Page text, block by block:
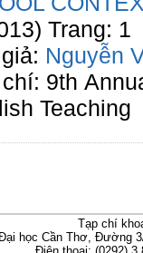
Trang: 1
Nguyễn
9th
Teaching
Tạp chí
học Cần Thơ, Đường